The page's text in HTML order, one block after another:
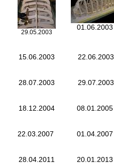
29.05.2003
01.06.2003
15.06.2003 22.06.2003
28.07.2003 29.07.2003
18.12.2004 08.01.2005
22.03.2007 01.04.2007
28.04.2011 20.01.2013